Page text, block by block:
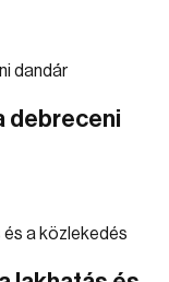
debreceni